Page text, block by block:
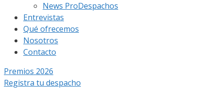
News ProDespachos
Entrevistas
Qué ofrecemos
Nosotros
Contacto
Premios 2026
Registra tu despacho